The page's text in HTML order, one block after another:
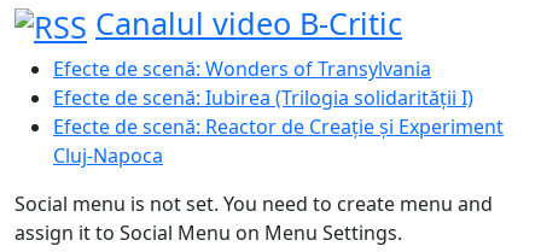
Canalul video B-Critic
Efecte de scenă: Wonders of Transylvania
Efecte de scenă: Iubirea (Trilogia solidarității I)
Efecte de scenă: Reactor de Creație și Experiment
Cluj-Napoca
Social menu is not set. You need to create menu and
assign it to Social Menu on Menu Settings.